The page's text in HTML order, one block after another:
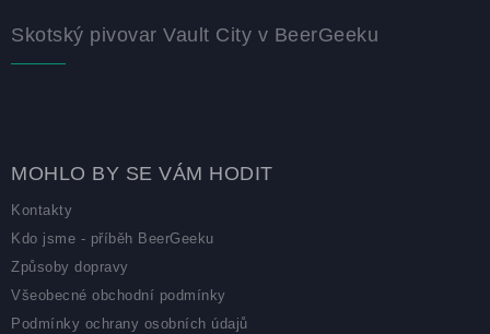
Skotský pivovar Vault City v BeerGeeku
MOHLO BY SE VÁM HODIT
Kontakty
Kdo jsme - příběh BeerGeeku
Způsoby dopravy
Všeobecné obchodní podmínky
Podmínky ochrany osobních údajů